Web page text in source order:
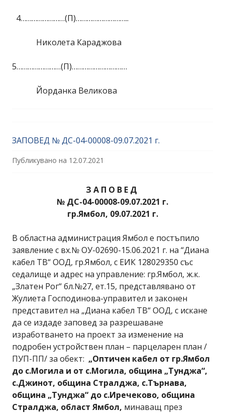
4……………………(П)………………………..
Николета Караджова
5……………………(П)…………………………
Йорданка Великова
ЗAПОВЕД № ДС-04-00008-09.07.2021 г.
Публикувано на 12.07.2021
З А П О В Е Д
№ ДС-04-00008-09.07.2021 г.
гр.Ямбол, 09.07.2021 г.
В областна администрация Ямбол е постъпило
заявление с вх.№ ОУ-02690-15.06.2021 г. на “Диана
кабел ТВ“ ООД, гр.Ямбол, с ЕИК 128029350 със
седалище и адрес на управление: гр.Ямбол, ж.к.
„Златен Рог“ бл.№27, ет.15, представлявано от
Жулиета Господинова-управител и законен
представител на „Диана кабел ТВ“ ООД, с искане
да се издаде заповед за разрешаване
изработването на проект за изменение на
подробен устройствен план – парцеларен план /
ПУП-ПП/ за обект: „Оптичен кабел от гр.Ямбол
до с.Могила и от с.Могила, община „Тунджа“,
с.Джинот, община Стралджа, с.Търнава,
община „Тунджа“ до с.Иречеково, община
Стралджа, област Ямбол, минаващ през